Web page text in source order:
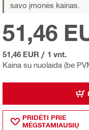
savo įmonės kainas.
Kaina su nuolaida (be
51,46
51,46 EUR / 1 vnt.
PRIDĖTI PRIE
MĖGSTAMIAUSIŲ